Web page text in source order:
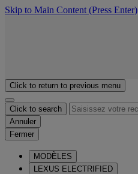
Skip to Main Content (Press Enter)
Click to return to previous menu
Click to search
Annuler
Fermer
MODÈLES
LEXUS ELECTRIFIED